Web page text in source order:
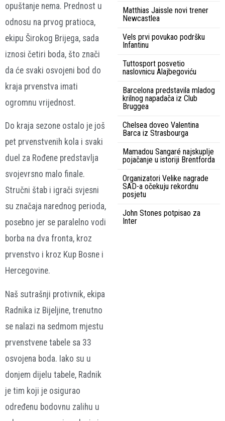
opuštanje nema. Prednost u
odnosu na prvog pratioca,
ekipu Širokog Brijega, sada
iznosi četiri boda, što znači
da će svaki osvojeni bod do
kraja prvenstva imati
ogromnu vrijednost.
Do kraja sezone ostalo je još
pet prvenstvenih kola i svaki
duel za Rođene predstavlja
svojevrsno malo finale.
Stručni štab i igrači svjesni
su značaja narednog perioda,
posebno jer se paralelno vodi
borba na dva fronta, kroz
prvenstvo i kroz Kup Bosne i
Hercegovine.
Naš sutrašnji protivnik, ekipa
Radnika iz Bijeljine, trenutno
se nalazi na sedmom mjestu
prvenstvene tabele sa 33
osvojena boda. Iako su u
donjem dijelu tabele, Radnik
je tim koji je osigurao
određenu bodovnu zalihu u
Matthias Jaissle novi trener
Newcastlea
Vels prvi povukao podršku
Infantinu
Tuttosport posvetio
naslovnicu Alajbegoviću
Barcelona predstavila mladog
krilnog napadača iz Club
Bruggea
Chelsea doveo Valentina
Barca iz Strasbourga
Mamadou Sangaré najskuplje
pojačanje u istoriji Brentforda
Organizatori Velike nagrade
SAD-a očekuju rekordnu
posjetu
John Stones potpisao za
Inter